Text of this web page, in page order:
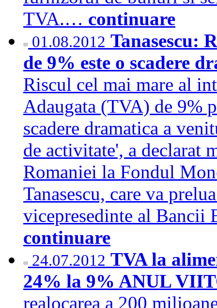
TVA.… continuare
01.08.2012 Tanasescu:
de 9% este o scadere
Riscul cel mai mare al
Adaugata (TVA) de 9%
scadere dramatica a
de activitate', a declarat
Romaniei la Fondul
Tanasescu, care va
vicepresedinte al
continuare
24.07.2012 TVA la
24% la 9% ANUL
realocarea a 200